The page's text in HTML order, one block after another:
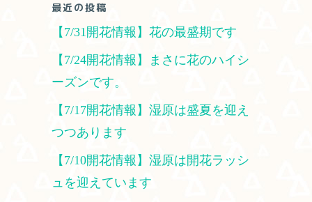
最近の投稿
【7/31開花情報】花の最盛期です
【7/24開花情報】まさに花のハイシ
ーズンです。
【7/17開花情報】湿原は盛夏を迎え
つつあります
【7/10開花情報】湿原は開花ラッシ
ュを迎えています